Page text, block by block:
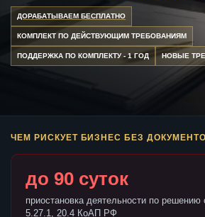
ДОРАБАТЫВАЕМ БЕСПЛАТНО
КОМПЛЕКТ ПО ДЕЙСТВУЮЩИМ ТРЕБОВАНИЯМ
ПОДДЕРЖКА ПО КОМПЛЕКТУ - 1 ГОД НОВЫЕ
ЧЕМ РИСКУЕТ БИЗНЕС БЕЗ
до 90 суток
приостановка деятельности по решению
5.27.1, 20.4 КоАП РФ